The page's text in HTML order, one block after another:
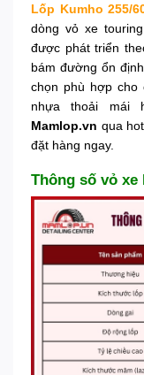
Lốp Kumho 255/
dòng vỏ xe
được phát triển
bám đường ổn
chọn phù hợp cho
nhựa thoải mái
Mamlop.vn qua
đặt hàng ngay.
Thông số vỏ xe